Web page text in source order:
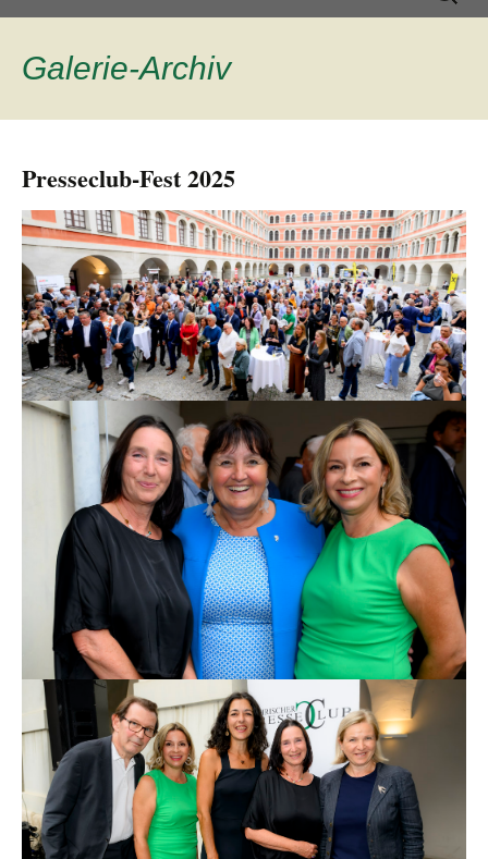
nach:
Galerie-Archiv
Presseclub-Fest 2025